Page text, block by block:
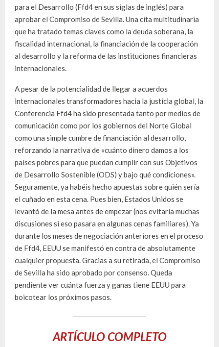
para el Desarrollo (Ffd4 en sus siglas de inglés) para
aprobar el Compromiso de Sevilla. Una cita multitudinaria
que ha tratado temas claves como la deuda soberana, la
fiscalidad internacional, la financiación de la cooperación
al desarrollo y la reforma de las instituciones financieras
internacionales.
A pesar de la potencialidad de llegar a acuerdos
internacionales transformadores hacia la justicia global, la
Conferencia Ffd4 ha sido presentada tanto por medios de
comunicación como por los gobiernos del Norte Global
como una simple cumbre de financiación al desarrollo,
reforzando la narrativa de «cuánto dinero damos a los
países pobres para que puedan cumplir con sus Objetivos
de Desarrollo Sostenible (ODS) y bajo qué condiciones».
Seguramente, ya habéis hecho apuestas sobre quién sería
el cuñado en esta cena. Pues bien, Estados Unidos se
levantó de la mesa antes de empezar (nos evitaría muchas
discusiones si eso pasara en algunas cenas familiares). Ya
durante los meses de negociación anteriores en el proceso
de Ffd4, EEUU se manifestó en contra de absolutamente
cualquier propuesta. Gracias a su retirada, el Compromiso
de Sevilla ha sido aprobado por consenso. Queda
pendiente ver cuánta fuerza y ganas tiene EEUU para
boicotear los próximos pasos.
ARTÍCULO COMPLETO